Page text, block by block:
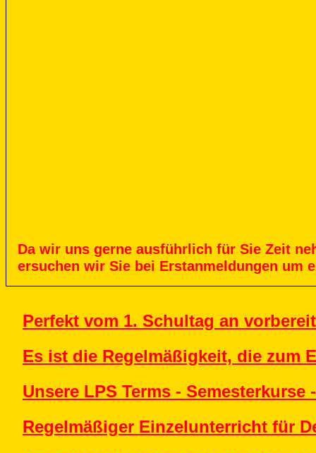
Dawir uns gerne ausführlich für Sie Zeit
ersuchen wir Sie bei Erstanmeldungen um
Perfekt vom 1. Schultag an
Es ist die Regelmäßigkeit, die zum
Unsere LPS Terms -
Regelmäßiger Einzelunterricht für